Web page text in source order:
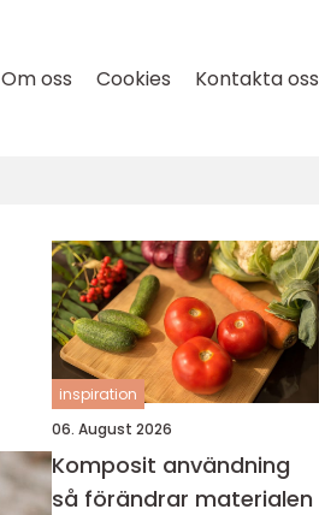
Om oss Cookies Kontakta oss
inspiration
06. August 2026
Komposit användning
så förändrar materialen